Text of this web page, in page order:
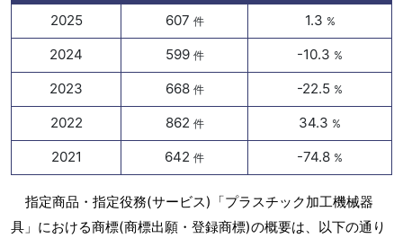
2025
607 件 1.3 %
2024 599 件 -10.3 %
2023 668 件 -22.5 %
2022 862 件 34.3 %
2021 642 件 -74.8 %
指定商品・指定役務(サービス)「プラスチック加工機械器
具」における商標(商標出願・登録商標)の概要は、以下の通り